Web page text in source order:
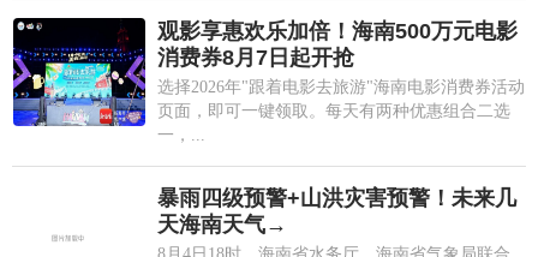
观影享惠欢乐加倍！海南500万元电影
消费券8月7日起开抢
选择2026年"跟着电影去旅游"海南电影消费券活动
页面，即可一键领取。每天有两种优惠组合二选
一，...
暴雨四级预警+山洪灾害预警！未来几
天海南天气→